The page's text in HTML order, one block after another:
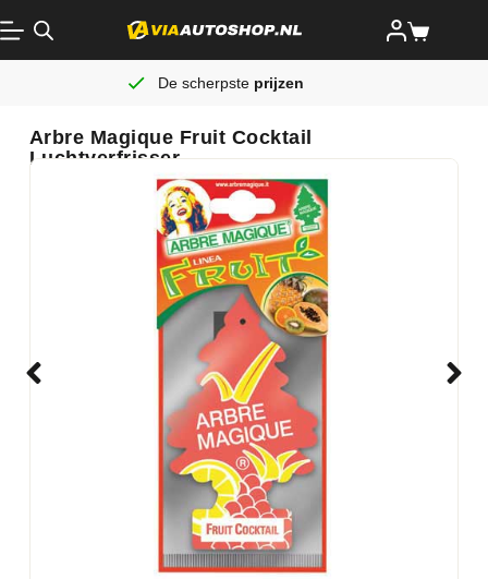
De scherpste prijzen
Arbre Magique Fruit Cocktail
Luchtverfrisser